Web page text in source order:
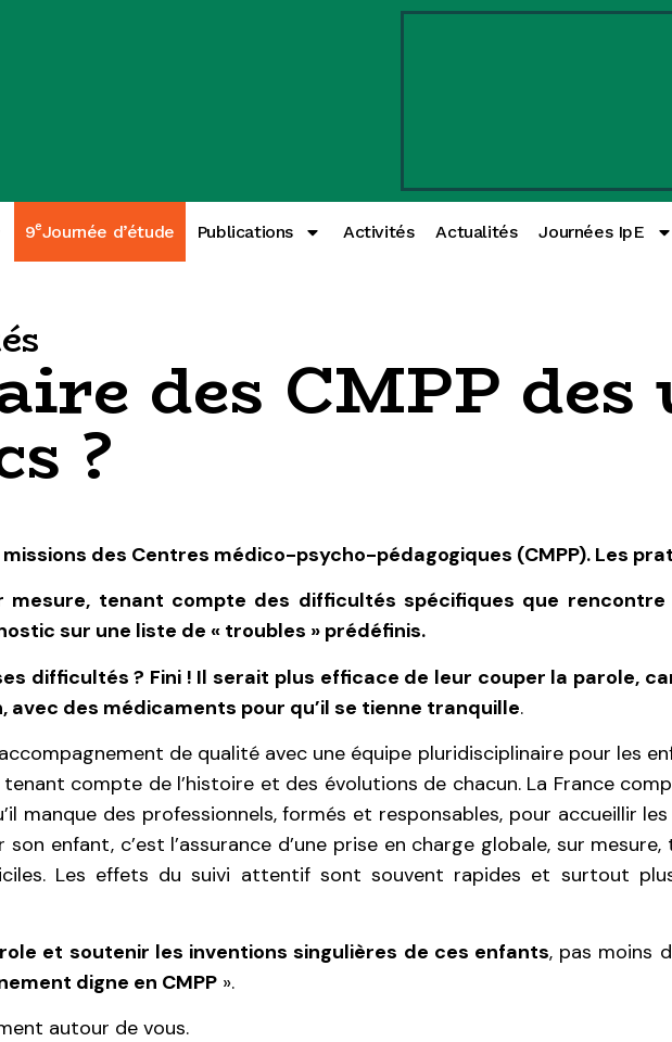
9eJournée d’étude Publications Activités Actualités Journées IpE
des CMPP des
?
des Centres médico-psycho-pédagogiques (CMPP). Les
tenant compte des difficultés spécifiques que rencontre
sur une liste de « troubles » prédéfinis.
difficultés ? Fini ! Il serait plus efficace de leur couper la parole,
des médicaments pour qu’il se tienne tranquille.
de qualité avec une équipe pluridisciplinaire pour les
compte de l’histoire et des évolutions de chacun. La France
manque des professionnels, formés et responsables, pour accueillir
son enfant, c’est l’assurance d’une prise en charge globale, sur
Les effets du suivi attentif sont souvent rapides et surtout
et soutenir les inventions singulières de ces enfants, pas moins
digne en CMPP ».
autour de vous.